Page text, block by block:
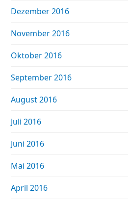
Dezember 2016
November 2016
Oktober 2016
September 2016
August 2016
Juli 2016
Juni 2016
Mai 2016
April 2016